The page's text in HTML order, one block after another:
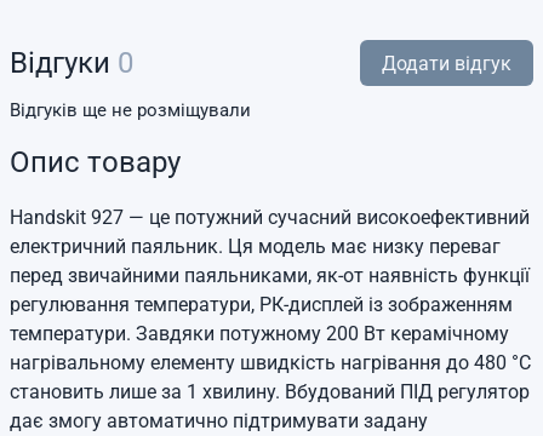
Відгуки 0 Додати відгук
Відгуків ще не розміщували
Опис товару
Handskit 927 — це потужний сучасний високоефективний
електричний паяльник. Ця модель має низку переваг
перед звичайними паяльниками, як-от наявність функції
регулювання температури, РК-дисплей із зображенням
температури. Завдяки потужному 200 Вт керамічному
нагрівальному елементу швидкість нагрівання до 480 °C
становить лише за 1 хвилину. Вбудований ПІД регулятор
дає змогу автоматично підтримувати задану